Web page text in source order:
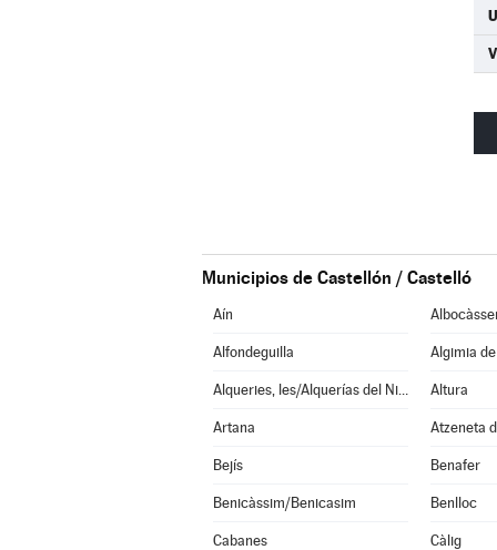
Municipios de Castellón / Castelló
Aín
Alfondeguilla Algimia
Alqueries, les/Alquerías del Niño Perdido Altura
Artana Atzeneta
Bejís Benafer
Benicàssim/Benicasim Benlloc
Cabanes Càlig